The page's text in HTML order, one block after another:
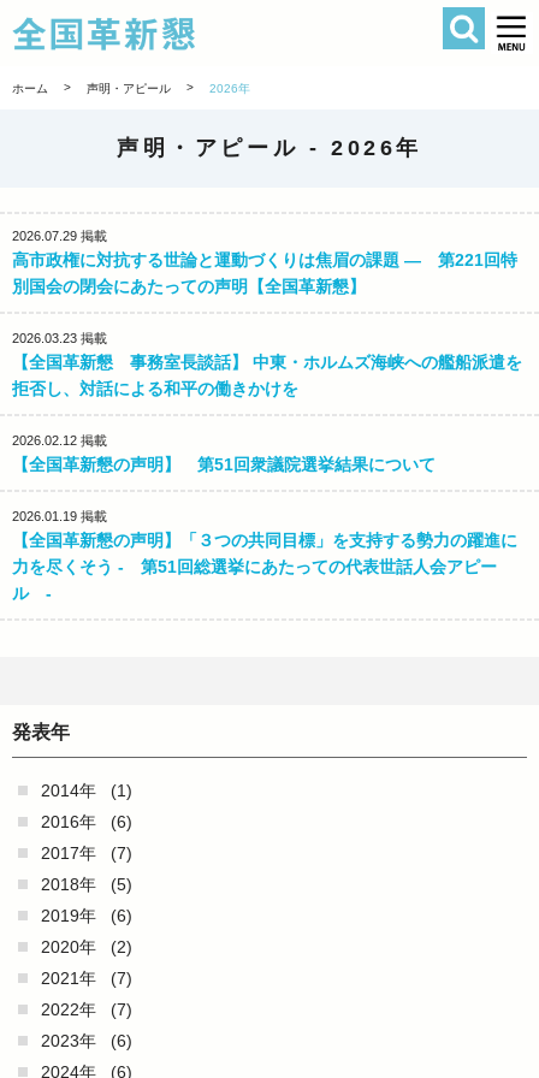
全国革新懇
検索
ホーム > 声明・アピール > 2026年
声明・アピール - 2026年
2026.07.29 掲載
高市政権に対抗する世論と運動づくりは焦眉の課題 ― 第221回特
別国会の閉会にあたっての声明【全国革新懇】
2026.03.23 掲載
【全国革新懇 事務室長談話】 中東・ホルムズ海峡への艦船派遣を
拒否し、対話による和平の働きかけを
2026.02.12 掲載
【全国革新懇の声明】 第51回衆議院選挙結果について
2026.01.19 掲載
【全国革新懇の声明】「３つの共同目標」を支持する勢力の躍進に
力を尽くそう ‐ 第51回総選挙にあたっての代表世話人会アピー
ル -
発表年
2014年
(1)
2016年
(6)
2017年
(7)
2018年
(5)
2019年
(6)
2020年
(2)
2021年
(7)
2022年
(7)
2023年
(6)
2024年
(6)